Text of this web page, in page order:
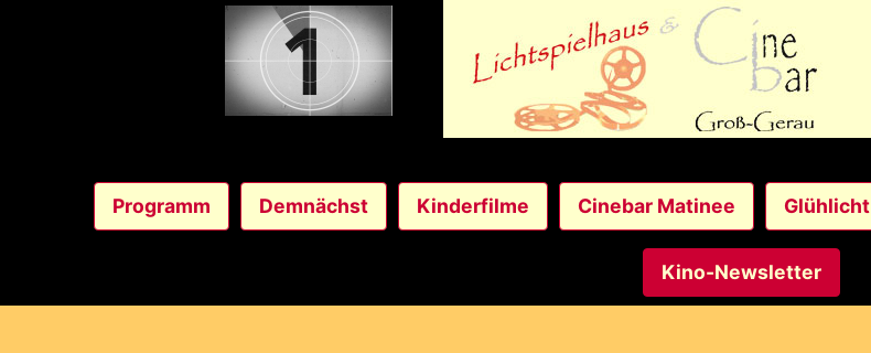
Programm Demnächst Kinderfilme Cinebar Matinee Glühlicht
Kino-Newsletter